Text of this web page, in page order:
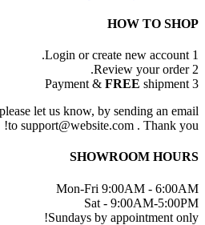
HOW TO SHOP
1
2
Review your order.
3
FREE shipment
let us know, by sending an email
to support@website.com . Thank you!
SHOWROOM HOURS
Mon-Fri 9:00AM - 6:00AM
Sat - 9:00AM-5:00PM
Sundays by appointment only!